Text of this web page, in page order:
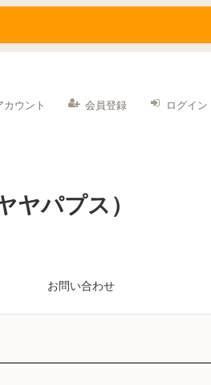
カウント 会員登録 ログイン
パプス）
お問い合わせ